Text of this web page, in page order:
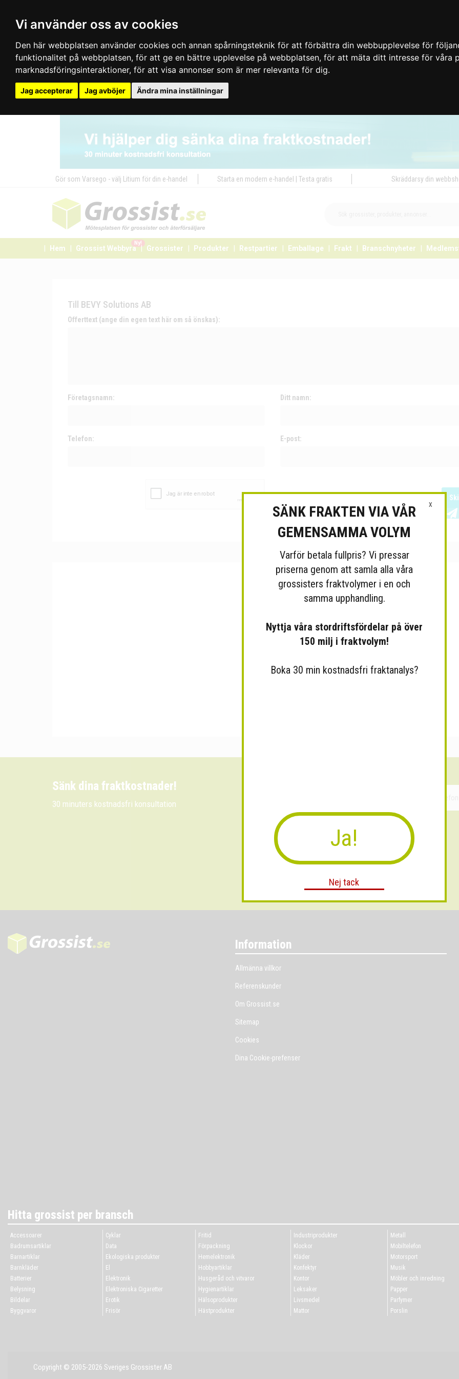
Vi använder oss av cookies
Den här webbplatsen använder cookies och annan spårningsteknik för att förbättra din webbupplevelse för
funktionalitet på webbplatsen, för att ge en bättre upplevelse på webbplatsen, för att mäta ditt intresse för våra
marknadsföringsinteraktioner, för att visa annonser som är mer relevanta för dig.
Jag accepterar Jag avböjer Ändra mina inställningar
Gör som Varsego - välj Litium för din e-handel Starta en modern e-handel | Testa gratis Skräddarsy din
Hem Grossist Webbyrå
Ny!
Grossister Produkter Restpartier Emballage Frakt Branschnyheter
Till BEVY Solutions AB
Offerttext (ange din egen text här om så önskas):
Företagsnamn: Ditt namn:
Telefon: E-post:
Sänk dina fraktkostnader!
30 minuters kostnadsfri konsultation
Information
Allmänna villkor
Referenskunder
Om Grossist.se
Sitemap
Cookies
Dina Cookie-prefenser
Hitta grossist per bransch
Accessoarer
Badrumsartiklar
Barnartiklar
Barnkläder
Batterier
Belysning
Bildelar
Byggvaror
Cyklar
Data
Ekologiska produkter
El
Elektronik
Elektroniska Cigaretter
Erotik
Frisör
Fritid
Förpackning
Hemelektronik
Hobbyartiklar
Husgeråd och vitvaror
Hygienartiklar
Hälsoprodukter
Hästprodukter
Industriprodukter
Klockor
Kläder
Konfektyr
Kontor
Leksaker
Livsmedel
Mattor
Metall
Mobiltelefon
Motorsport
Musik
Möbler och inredning
Papper
Parfymer
Porslin
X
SÄNK FRAKTEN VIA VÅR
GEMENSAMMA VOLYM
Varför betala fullpris? Vi pressar
priserna genom att samla alla våra
grossisters fraktvolymer i en och
samma upphandling.
Nyttja våra stordriftsfördelar på över
150 milj i fraktvolym!
Boka 30 min kostnadsfri fraktanalys?
Ja!
Nej tack
Copyright © 2005-2026 Sveriges Grossister AB